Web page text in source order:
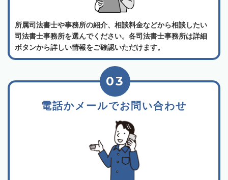
所属司法書士や事務所の紹介、相談料金などから相談したい
司法書士事務所を選んでください。各司法書士事務所は詳細
ボタンから詳しい情報をご確認いただけます。
電話かメールでお問い合わせ
03